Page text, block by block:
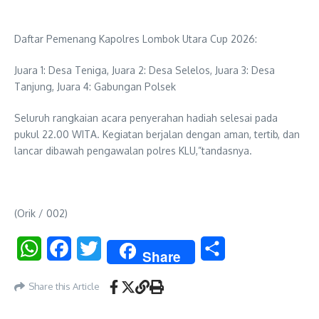
Daftar Pemenang Kapolres Lombok Utara Cup 2026:
Juara 1: Desa Teniga, Juara 2: Desa Selelos, Juara 3: Desa
Tanjung, Juara 4: Gabungan Polsek
Seluruh rangkaian acara penyerahan hadiah selesai pada
pukul 22.00 WITA. Kegiatan berjalan dengan aman, tertib, dan
lancar dibawah pengawalan polres KLU,”tandasnya.
(Orik / 002)
WhatsAppFacebookTwitter Share
Share this Article